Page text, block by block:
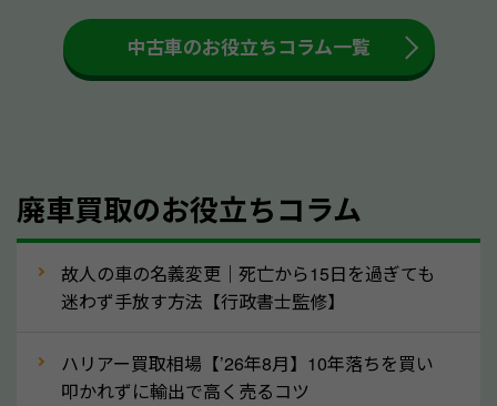
付金をお客様に返還しない業者もあります。廃車査定
をする際には、自動車税の還付金の返還があるかどう
かを確認するようにしてください。岡山県のソコカラ
人気の車種は廃車の状態でも、高価買取が可能です。
産車は高く買取が可能です。「廃車＝買取できない」
なら廃車の車も適正価格で買取できます。他社で買取
拒否となった車も価格がつく可能性があるので、諦め
中古車のお役立ちコラム一覧
廃車買取のお役立ちコラム
故人の車の名義変更｜死亡から15日を過ぎても
迷わず手放す方法【行政書士監修】
ハリアー買取相場【’26年8月】10年落ちを買い
叩かれずに輸出で高く売るコツ